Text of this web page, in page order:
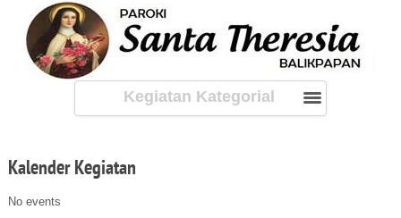
Kegiatan Kategorial
KalenderKegiatan
No events